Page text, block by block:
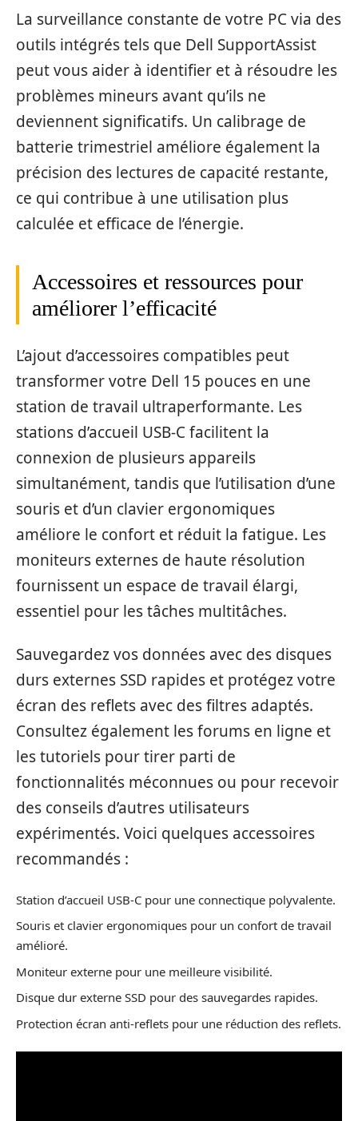
La surveillance constante de votre PC via des
outils intégrés tels que Dell SupportAssist
peut vous aider à identifier et à résoudre les
problèmes mineurs avant qu’ils ne
deviennent significatifs. Un calibrage de
batterie trimestriel améliore également la
précision des lectures de capacité restante,
ce qui contribue à une utilisation plus
calculée et efficace de l’énergie.
Accessoires et ressources pour
améliorer l’efficacité
L’ajout d’accessoires compatibles peut
transformer votre Dell 15 pouces en une
station de travail ultraperformante. Les
stations d’accueil USB-C facilitent la
connexion de plusieurs appareils
simultanément, tandis que l’utilisation d’une
souris et d’un clavier ergonomiques
améliore le confort et réduit la fatigue. Les
moniteurs externes de haute résolution
fournissent un espace de travail élargi,
essentiel pour les tâches multitâches.
Sauvegardez vos données avec des disques
durs externes SSD rapides et protégez votre
écran des reflets avec des filtres adaptés.
Consultez également les forums en ligne et
les tutoriels pour tirer parti de
fonctionnalités méconnues ou pour recevoir
des conseils d’autres utilisateurs
expérimentés. Voici quelques accessoires
recommandés :
Station d’accueil USB-C pour une connectique polyvalente.
Souris et clavier ergonomiques pour un confort de travail
amélioré.
Moniteur externe pour une meilleure visibilité.
Disque dur externe SSD pour des sauvegardes rapides.
Protection écran anti-reflets pour une réduction des reflets.